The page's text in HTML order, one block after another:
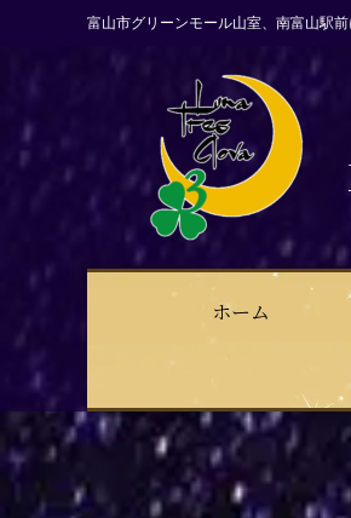
富山市グリーンモール山室、南富山駅
ホーム